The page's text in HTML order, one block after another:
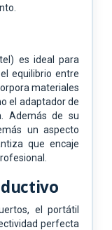
es ideal para
equilibrio entre
materiales
el adaptador de
Además de su
un aspecto
que encaje
el portátil
perfecta